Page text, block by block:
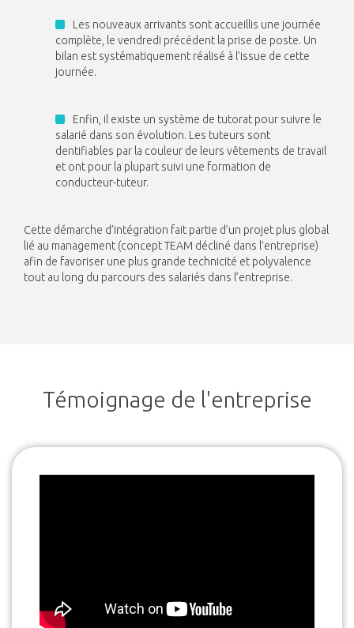
Les nouveaux arrivants sont accueillis une journée
complète, le vendredi précédent la prise de poste. Un
bilan est systématiquement réalisé à l’issue de cette
journée.
Enfin, il existe un système de tutorat pour suivre le
salarié dans son évolution. Les tuteurs sont
dentifiables par la couleur de leurs vêtements de travail
et ont pour la plupart suivi une formation de
conducteur-tuteur.
Cette démarche d’intégration fait partie d’un projet plus global
lié au management (concept TEAM décliné dans l’entreprise)
afin de favoriser une plus grande technicité et polyvalence
tout au long du parcours des salariés dans l’entreprise.
Témoignage de l'entreprise